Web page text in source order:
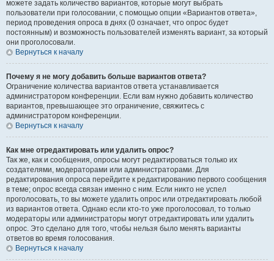
можете задать количество вариантов, которые могут выбрать
пользователи при голосовании, с помощью опции «Вариантов ответа»,
период проведения опроса в днях (0 означает, что опрос будет
постоянным) и возможность пользователей изменять вариант, за который
они проголосовали.
Вернуться к началу
Почему я не могу добавить больше вариантов ответа?
Ограничение количества вариантов ответа устанавливается
администратором конференции. Если вам нужно добавить количество
вариантов, превышающее это ограничение, свяжитесь с
администратором конференции.
Вернуться к началу
Как мне отредактировать или удалить опрос?
Так же, как и сообщения, опросы могут редактироваться только их
создателями, модераторами или администраторами. Для
редактирования опроса перейдите к редактированию первого сообщения
в теме; опрос всегда связан именно с ним. Если никто не успел
проголосовать, то вы можете удалить опрос или отредактировать любой
из вариантов ответа. Однако если кто-то уже проголосовал, то только
модераторы или администраторы могут отредактировать или удалить
опрос. Это сделано для того, чтобы нельзя было менять варианты
ответов во время голосования.
Вернуться к началу